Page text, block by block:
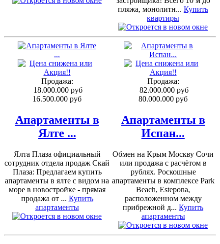
пляжа, монолитн... Купить
квартиры
Продажа:
18.000.000 руб
16.500.000 руб
Апартаменты в
Ялте ...
Ялта Плаза официальный
сотрудник отдела продаж Скай
Плаза: Предлагаем купить
апартаменты в ялте с видом на
море в новостройке - прямая
продажа от ... Купить
апартаменты
Продажа:
82.000.000 руб
80.000.000 руб
Апартаменты в
Испан...
Обмен на Крым Москву Сочи
или продажа с расчётом в
рублях. Роскошные
апартаменты в комплексе Park
Beach, Estepona,
расположенном между
прибрежной д... Купить
апартаменты